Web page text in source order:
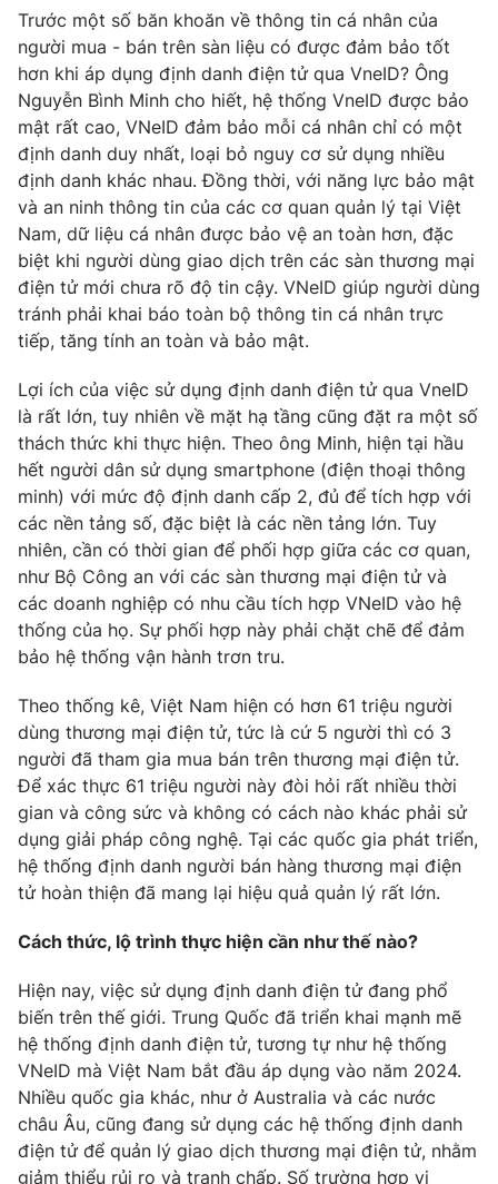
cấp ngày 29/12/2023
Tổng Biên tập:Vũ Thanh Thủy
Phó Tổng Biên tập:Nguyễn Thị Mỹ Hạnh, Phạm Quốc Thắng,
Nguyễn Trọng Ninh
Tổng đài VTV: 024.38 355 931 - 024.38 355 932
Ðiện thoại Thời báo VTV:024.66 897 897
Email:toasoan@vtv.vn
Liên hệ quảng cáo: 024-7300.7108
® Cấm sao chép dưới mọi hình thức nếu không có sự chấp
thuận bằng văn bản. Ghi rõ nguồn VTV.vn khi phát hành lại
thông tin từ website này.
Trước một số băn khoăn về thông tin cá nhân của
người mua - bán trên sàn liệu có được đảm bảo tốt
hơn khi áp dụng định danh điện tử qua VneID? Ông
Nguyễn Bình Minh cho hiết, hệ thống VneID được bảo
mật rất cao, VNeID đảm bảo mỗi cá nhân chỉ có một
định danh duy nhất, loại bỏ nguy cơ sử dụng nhiều
định danh khác nhau. Đồng thời, với năng lực bảo mật
và an ninh thông tin của các cơ quan quản lý tại Việt
Nam, dữ liệu cá nhân được bảo vệ an toàn hơn, đặc
biệt khi người dùng giao dịch trên các sàn thương mại
điện tử mới chưa rõ độ tin cậy. VNeID giúp người dùng
tránh phải khai báo toàn bộ thông tin cá nhân trực
tiếp, tăng tính an toàn và bảo mật.
Lợi ích của việc sử dụng định danh điện tử qua VneID
là rất lớn, tuy nhiên về mặt hạ tầng cũng đặt ra một số
thách thức khi thực hiện. Theo ông Minh, hiện tại hầu
hết người dân sử dụng smartphone (điện thoại thông
minh) với mức độ định danh cấp 2, đủ để tích hợp với
các nền tảng số, đặc biệt là các nền tảng lớn. Tuy
nhiên, cần có thời gian để phối hợp giữa các cơ quan,
như Bộ Công an với các sàn thương mại điện tử và
các doanh nghiệp có nhu cầu tích hợp VNeID vào hệ
thống của họ. Sự phối hợp này phải chặt chẽ để đảm
bảo hệ thống vận hành trơn tru.
Theo thống kê, Việt Nam hiện có hơn 61 triệu người
dùng thương mại điện tử, tức là cứ 5 người thì có 3
người đã tham gia mua bán trên thương mại điện tử.
Để xác thực 61 triệu người này đòi hỏi rất nhiều thời
gian và công sức và không có cách nào khác phải sử
dụng giải pháp công nghệ. Tại các quốc gia phát triển,
hệ thống định danh người bán hàng thương mại điện
tử hoàn thiện đã mang lại hiệu quả quản lý rất lớn.
Cách thức, lộ trình thực hiện cần như thế nào?
Hiện nay, việc sử dụng định danh điện tử đang phổ
biến trên thế giới. Trung Quốc đã triển khai mạnh mẽ
hệ thống định danh điện tử, tương tự như hệ thống
VNeID mà Việt Nam bắt đầu áp dụng vào năm 2024.
Nhiều quốc gia khác, như ở Australia và các nước
châu Âu, cũng đang sử dụng các hệ thống định danh
điện tử để quản lý giao dịch thương mại điện tử, nhằm
giảm thiểu rủi ro và tranh chấp. Số trường hợp vi